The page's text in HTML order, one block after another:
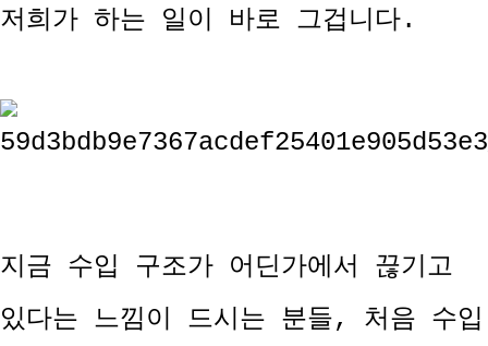
저희가 하는 일이 바로 그겁니다.
지금 수입 구조가 어딘가에서 끊기고
있다는 느낌이 드시는 분들, 처음 수입